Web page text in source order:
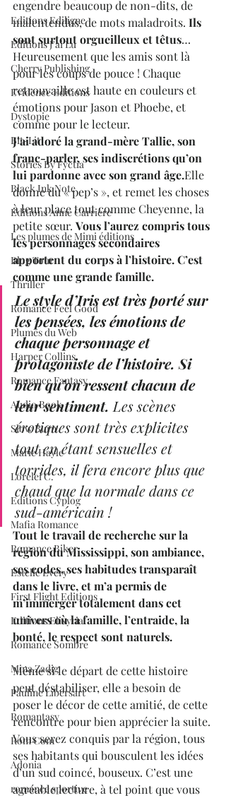
Editions Ediligne
Editions J'ai Lu
Cherry Publishing
Evidence Editions
Dystopie
Bit-Lit
Stories By Fyctia
Black Ink Note
Editions Anne Carrière
Les plumes de Mimi éditions
Blog Tour
Thriller
Romance Feel Good
Plumes du Web
Harper Collins
Romance Fantasy
Audio Book
Slow Burn
Marie Hayle
Lorelei C.
Editions Cyplog
Mafia Romance
Romance Biker
Estelle Every
First Flight Editions
Editions Elixyria
Romance Sombre
Mina Zadig
Pauline Libersart
Romantasy
Rom Com
Adonia
romance sportive
engendre beaucoup de non-dits, de
malentendus, de mots maladroits. Ils
sont surtout orgueilleux et têtus…
Heureusement que les amis sont là
pour les coups de pouce ! Chaque
retrouvaille est haute en couleurs et
émotions pour Jason et Phoebe, et
comme pour le lecteur.
J’ai adoré la grand-mère Tallie, son
franc-parler, ses indiscrétions qu’on
lui pardonne avec son grand âge.Elle
donne du « pep’s », et remet les choses
à leur place tout comme Cheyenne, la
petite sœur. Vous l’aurez compris tous
les personnages secondaires
apportent du corps à l’histoire. C’est
comme une grande famille.
Le style d’Iris est très porté sur
les pensées, les émotions de
chaque personnage et
protagoniste de l’histoire. Si
bien qu’on ressent chacun de
leur sentiment. Les scènes
érotiques sont très explicites
tout en étant sensuelles et
torrides, il fera encore plus que
chaud que la normale dans ce
sud-américain !
Tout le travail de recherche sur la
région du Mississippi, son ambiance,
ses codes, ses habitudes transparaît
dans le livre, et m’a permis de
m’immerger totalement dans cet
univers où la famille, l’entraide, la
bonté, le respect sont naturels.
Même si le départ de cette histoire
peut déstabiliser, elle a besoin de
poser le décor de cette amitié, de cette
rencontre pour bien apprécier la suite.
Vous serez conquis par la région, tous
ses habitants qui bousculent les idées
d’un sud coincé, bouseux. C’est une
agréable lecture, à tel point que vous